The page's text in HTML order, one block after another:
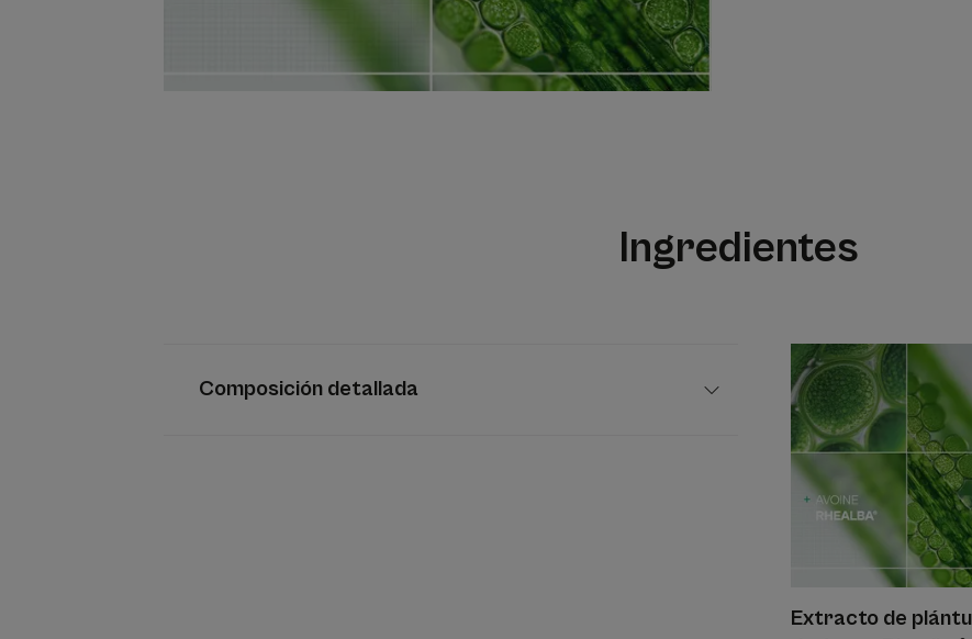
Ingredientes
Composición detallada
Extracto de